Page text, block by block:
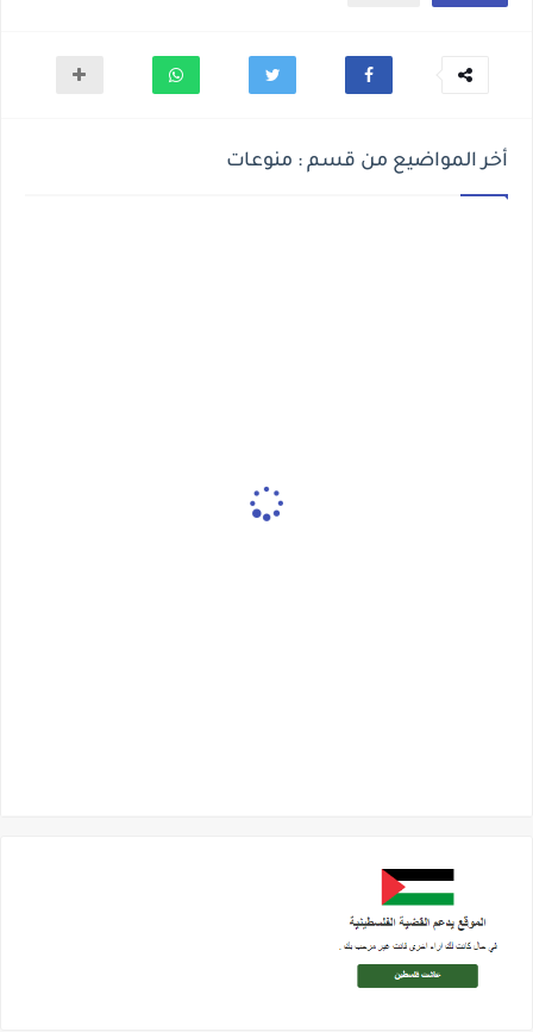
أخر المواضيع من قسم : منوعات